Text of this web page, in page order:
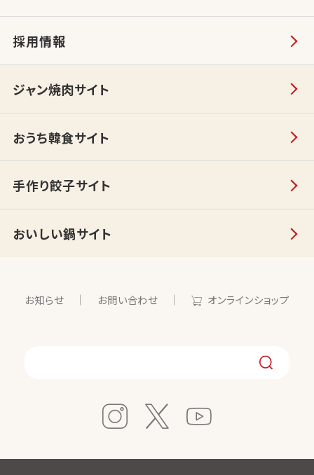
採用情報
ジャン焼肉サイト
おうち韓食サイト
手作り餃子サイト
おいしい鍋サイト
お知らせ お問い合わせ オンラインショップ